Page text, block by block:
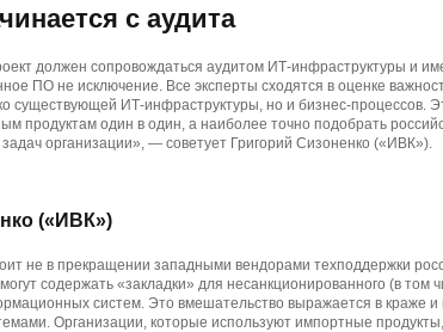
с аудита
должен сопровождаться аудитом ИТ-инфраструктуры и
ПО не исключение. Все эксперты сходятся в оценке
существующей ИТ-инфраструктуры, но и бизнес-процессов.
продуктам один в один, а наиболее точно подобрать
организации», — советует Григорий Сизоненко («ИВК»).
(«ИВК»)
не в прекращении западными вендорами техподдержки
содержать «закладки» для несанкционированного (в том
систем. Это вмешательство выражается в краже
Организации, которые используют импортные